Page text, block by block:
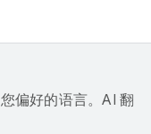
偏好的语言。AI 翻